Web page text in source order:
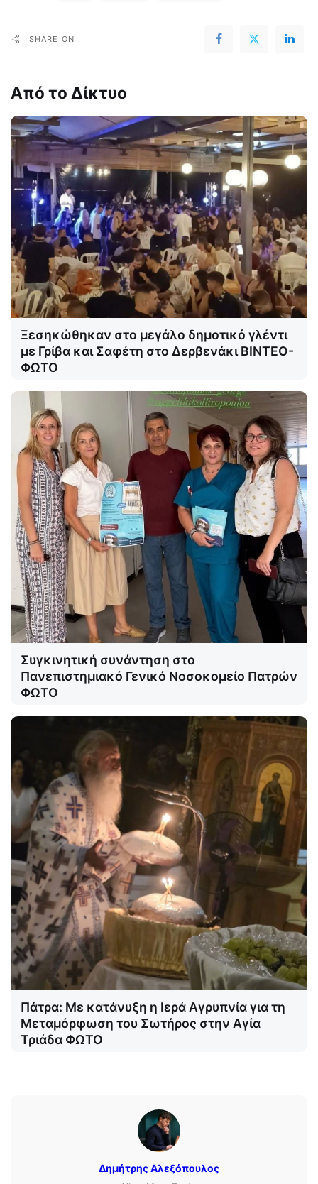
SHARE ON
Από το Δίκτυο
Ξεσηκώθηκαν στο μεγάλο δημοτικό γλέντι
με Γρίβα και Σαφέτη στο Δερβενάκι ΒΙΝΤΕΟ-
ΦΩΤΟ
Συγκινητική συνάντηση στο
Πανεπιστημιακό Γενικό Νοσοκομείο Πατρών
ΦΩΤΟ
Πάτρα: Με κατάνυξη η Ιερά Αγρυπνία για τη
Μεταμόρφωση του Σωτήρος στην Αγία
Τριάδα ΦΩΤΟ
Δημήτρης Αλεξόπουλος